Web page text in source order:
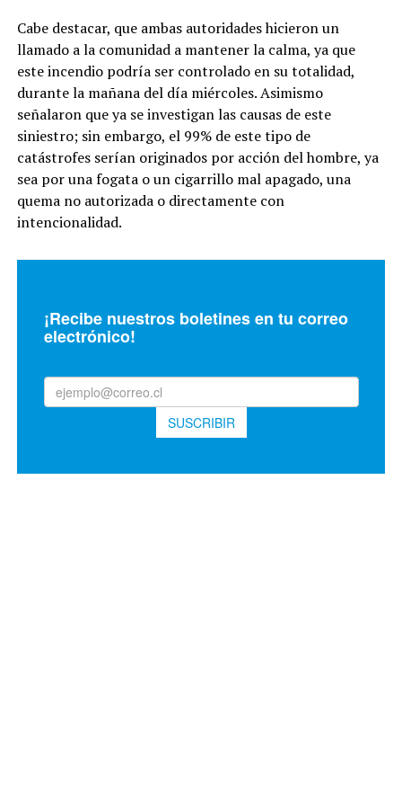
Cabe destacar, que ambas autoridades hicieron un
llamado a la comunidad a mantener la calma, ya que
este incendio podría ser controlado en su totalidad,
durante la mañana del día miércoles. Asimismo
señalaron que ya se investigan las causas de este
siniestro; sin embargo, el 99% de este tipo de
catástrofes serían originados por acción del hombre, ya
sea por una fogata o un cigarrillo mal apagado, una
quema no autorizada o directamente con
intencionalidad.